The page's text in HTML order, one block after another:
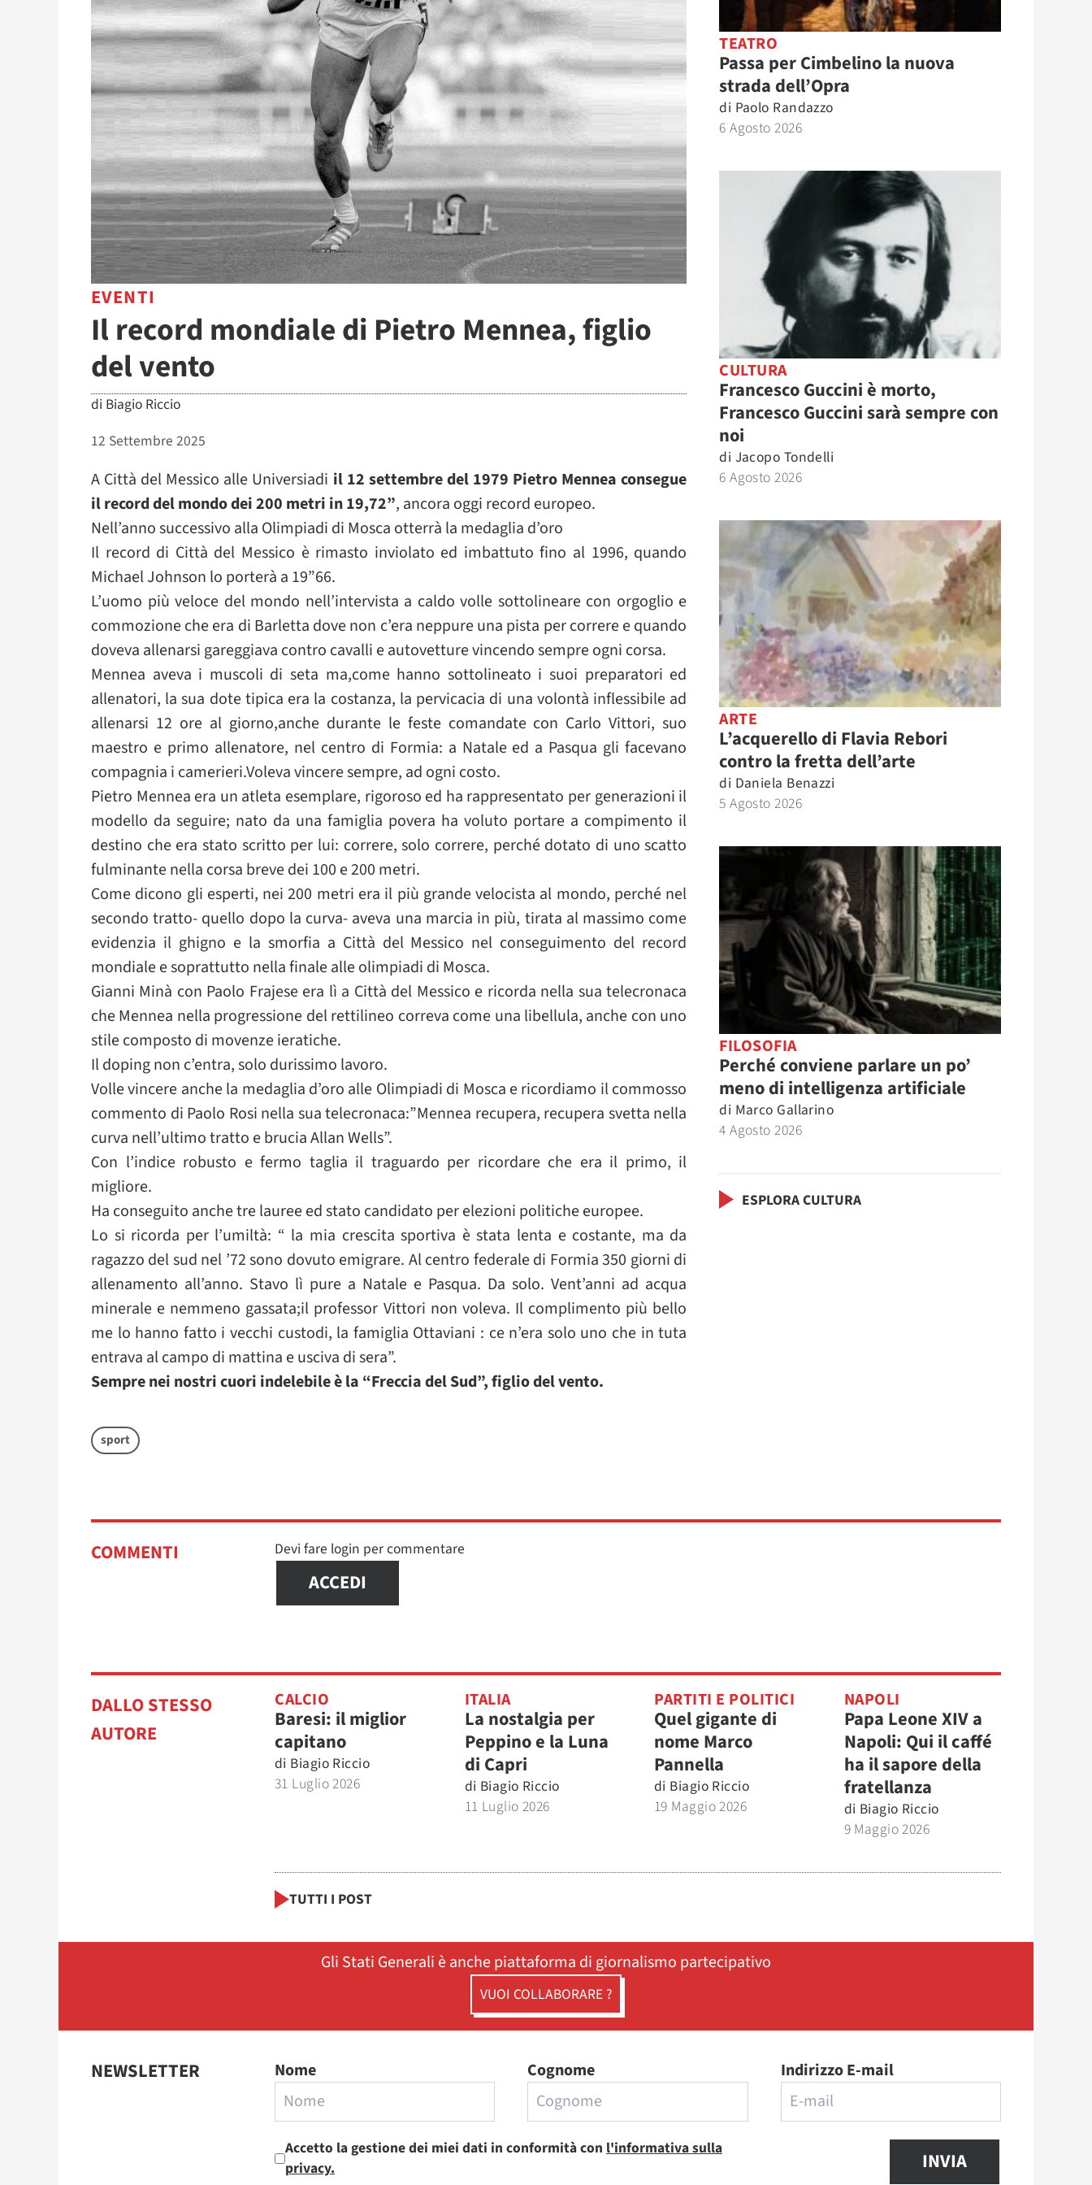
EVENTI
Il record mondiale di Pietro Mennea, figlio
del vento
di Biagio Riccio
12 Settembre 2025
A Città del Messico alle Universiadi il 12 settembre del 1979 Pietro Mennea consegue
il record del mondo dei 200 metri in 19,72”, ancora oggi record europeo.
Nell’anno successivo alla Olimpiadi di Mosca otterrà la medaglia d’oro
Il record di Città del Messico è rimasto inviolato ed imbattuto fino al 1996, quando
Michael Johnson lo porterà a 19”66.
L’uomo più veloce del mondo nell’intervista a caldo volle sottolineare con orgoglio e
commozione che era di Barletta dove non c’era neppure una pista per correre e quando
doveva allenarsi gareggiava contro cavalli e autovetture vincendo sempre ogni corsa.
Mennea aveva i muscoli di seta ma,come hanno sottolineato i suoi preparatori ed
allenatori, la sua dote tipica era la costanza, la pervicacia di una volontà inflessibile ad
allenarsi 12 ore al giorno,anche durante le feste comandate con Carlo Vittori, suo
maestro e primo allenatore, nel centro di Formia: a Natale ed a Pasqua gli facevano
compagnia i camerieri.Voleva vincere sempre, ad ogni costo.
Pietro Mennea era un atleta esemplare, rigoroso ed ha rappresentato per generazioni il
modello da seguire; nato da una famiglia povera ha voluto portare a compimento il
destino che era stato scritto per lui: correre, solo correre, perché dotato di uno scatto
fulminante nella corsa breve dei 100 e 200 metri.
Come dicono gli esperti, nei 200 metri era il più grande velocista al mondo, perché nel
secondo tratto- quello dopo la curva- aveva una marcia in più, tirata al massimo come
evidenzia il ghigno e la smorfia a Città del Messico nel conseguimento del record
mondiale e soprattutto nella finale alle olimpiadi di Mosca.
Gianni Minà con Paolo Frajese era lì a Città del Messico e ricorda nella sua telecronaca
che Mennea nella progressione del rettilineo correva come una libellula, anche con uno
stile composto di movenze ieratiche.
Il doping non c’entra, solo durissimo lavoro.
Volle vincere anche la medaglia d’oro alle Olimpiadi di Mosca e ricordiamo il commosso
commento di Paolo Rosi nella sua telecronaca:”Mennea recupera, recupera svetta nella
curva nell’ultimo tratto e brucia Allan Wells”.
Con l’indice robusto e fermo taglia il traguardo per ricordare che era il primo, il
migliore.
Ha conseguito anche tre lauree ed stato candidato per elezioni politiche europee.
Lo si ricorda per l’umiltà: “ la mia crescita sportiva è stata lenta e costante, ma da
ragazzo del sud nel ’72 sono dovuto emigrare. Al centro federale di Formia 350 giorni di
allenamento all’anno. Stavo lì pure a Natale e Pasqua. Da solo. Vent’anni ad acqua
minerale e nemmeno gassata;il professor Vittori non voleva. Il complimento più bello
me lo hanno fatto i vecchi custodi, la famiglia Ottaviani : ce n’era solo uno che in tuta
entrava al campo di mattina e usciva di sera”.
Sempre nei nostri cuori indelebile è la “Freccia del Sud”, figlio del vento.
sport
TEATRO
Passa per Cimbelino la nuova
strada dell’Opra
di Paolo Randazzo
6 Agosto 2026
CULTURA
Francesco Guccini è morto,
Francesco Guccini sarà sempre con
noi
di Jacopo Tondelli
6 Agosto 2026
ARTE
L’acquerello di Flavia Rebori
contro la fretta dell’arte
di Daniela Benazzi
5 Agosto 2026
FILOSOFIA
Perché conviene parlare un po’
meno di intelligenza artificiale
di Marco Gallarino
4 Agosto 2026
ESPLORA CULTURA
COMMENTI Devi fare login per commentare
ACCEDI
DALLO STESSO
AUTORE
CALCIO
Baresi: il miglior
capitano
di Biagio Riccio
31 Luglio 2026
ITALIA
La nostalgia per
Peppino e la Luna
di Capri
di Biagio Riccio
11 Luglio 2026
PARTITI E POLITICI
Quel gigante di
nome Marco
Pannella
di Biagio Riccio
19 Maggio 2026
NAPOLI
Papa Leone XIV a
Napoli: Qui il caffé
ha il sapore della
fratellanza
di Biagio Riccio
9 Maggio 2026
TUTTI I POST
Gli Stati Generali è anche piattaforma di giornalismo partecipativo
VUOI COLLABORARE ?
NEWSLETTER Nome Cognome Indirizzo E-mail
Accetto la gestione dei miei dati in conformità con l'informativa sulla
privacy.
INVIA